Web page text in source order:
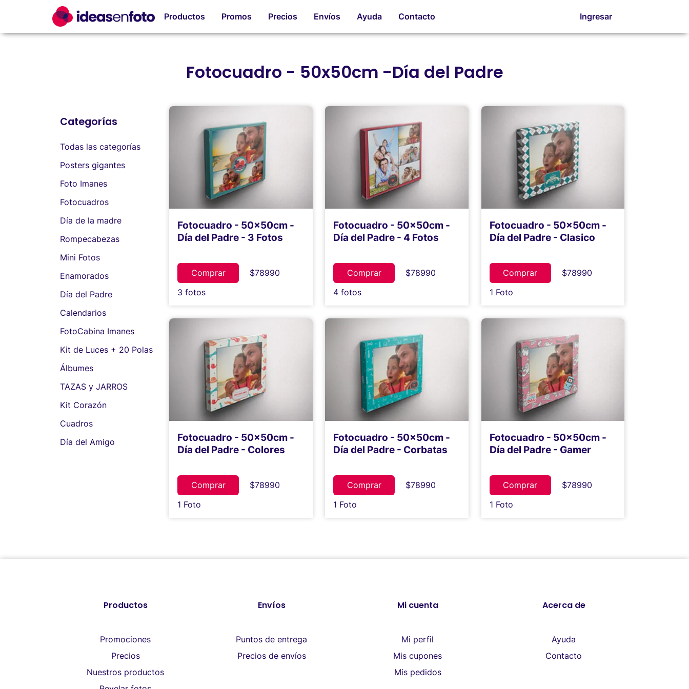
Productos Promos Precios Envíos Ayuda Contacto Ingresar
Fotocuadro - 50x50cm -Día del Padre
Categorías
Todas las categorías
Posters gigantes
Foto Imanes
Fotocuadros
Día de la madre
Rompecabezas
Mini Fotos
Enamorados
Día del Padre
Calendarios
FotoCabina Imanes
Kit de Luces + 20 Polas
Álbumes
TAZAS y JARROS
Kit Corazón
Cuadros
Día del Amigo
Fotocuadro - 50x50cm -
Día del Padre - 3 Fotos
Comprar
$78990
3 fotos
Fotocuadro - 50x50cm -
Día del Padre - 4 Fotos
Comprar
$78990
4 fotos
Fotocuadro - 50x50cm -
Día del Padre - Clasico
Comprar
$78990
1 Foto
Fotocuadro - 50x50cm -
Día del Padre - Colores
Comprar
$78990
1 Foto
Fotocuadro - 50x50cm -
Día del Padre - Corbatas
Comprar
$78990
1 Foto
Fotocuadro - 50x50cm -
Día del Padre - Gamer
Comprar
$78990
1 Foto
Productos
Promociones
Precios
Nuestros productos
Envíos
Puntos de entrega
Precios de envíos
Mi cuenta
Mi perfil
Mis cupones
Mis pedidos
Acerca de
Ayuda
Contacto